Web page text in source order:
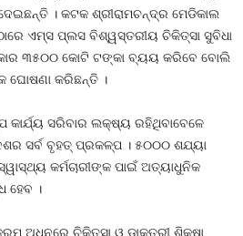
। କଟକ ଶ୍ରୀରାମଚନ୍ଦ୍ର ମେଡିକାଲ
ଏମ୍‍ସ ପ୍ଲସ ବିଶ୍ୱସ୍ତରୀୟ ଚିକିତ୍ସା ସୁବିଧା
୩୫୦୦ କୋଟି ଟଙ୍କା ବ୍ୟୟ କରିବେ ବୋଲି
ଘୋଷଣା କରିଛନ୍ତି ।
କାର୍ଯ୍ୟ ସରିବାର ଲକ୍ଷ୍ୟ ରହିଥିବାବେଳେ
ସର୍ବ ବୃହତ୍‍ ପ୍ରକଳ୍ପ । ୫୦୦୦ ଶଯ୍ୟା
କର୍ମଚାରୀଙ୍କ ପାଇଁ ଅତ୍ୟାଧୁନିକ
ହେବ ।
ଅଧିନରେ ଚିକିତ୍ସା ଓ ଡାକ୍ତରୀ ଶିକ୍ଷା